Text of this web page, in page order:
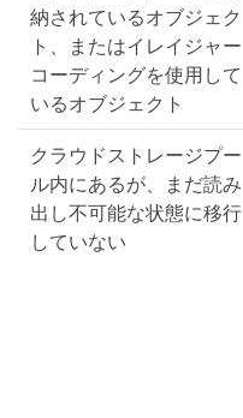
納されているオブジェク
ト、またはイレイジャー
コーディングを使用して
いるオブジェクト
クラウドストレージプー
ル内にあるが、まだ読み
出し不可能な状態に移行
していない